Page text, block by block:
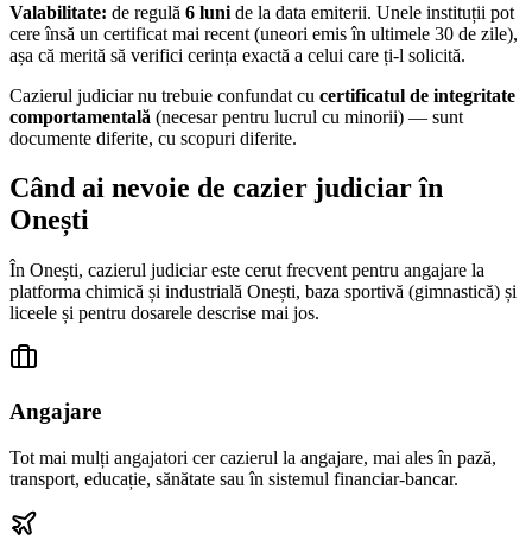
Valabilitate: de regulă 6 luni de la data emiterii. Unele instituții pot
cere însă un certificat mai recent (uneori emis în ultimele 30 de zile),
așa că merită să verifici cerința exactă a celui care ți-l solicită.
Cazierul judiciar nu trebuie confundat cu certificatul de integritate
comportamentală (necesar pentru lucrul cu minorii) — sunt
documente diferite, cu scopuri diferite.
Când ai nevoie de cazier judiciar în
Onești
În Onești, cazierul judiciar este cerut frecvent pentru angajare la
platforma chimică și industrială Onești, baza sportivă (gimnastică) și
liceele și pentru dosarele descrise mai jos.
Angajare
Tot mai mulți angajatori cer cazierul la angajare, mai ales în pază,
transport, educație, sănătate sau în sistemul financiar-bancar.